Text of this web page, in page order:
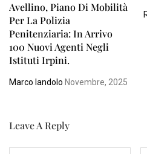
Avellino, Piano Di Mobilità
Per La Polizia
Penitenziaria: In Arrivo
100 Nuovi Agenti Negli
Istituti Irpini.
Marco Iandolo Novembre, 2025
Leave A Reply